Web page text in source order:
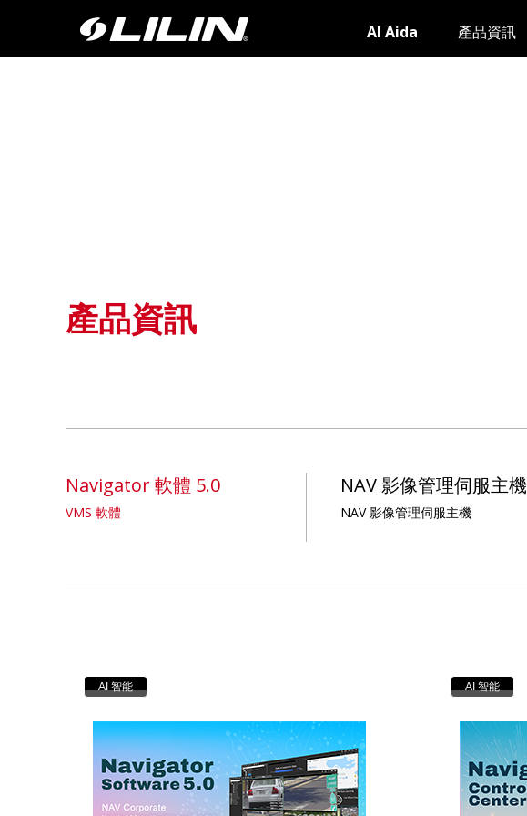
AI Aida 產品資訊
產品資訊
Navigator 軟體 5.0
VMS 軟體
NAV 影像管理伺服主機
NAV 影像管理伺服主機
AI 智能 AI 智能